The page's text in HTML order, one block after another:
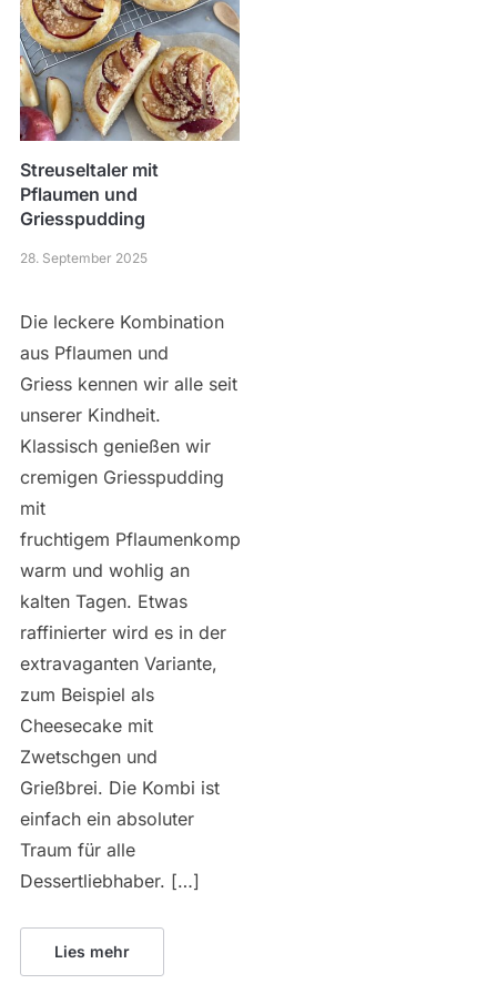
Streuseltaler mit
Pflaumen und
Griesspudding
28. September 2025
Die leckere Kombination
aus Pflaumen und
Griess kennen wir alle seit
unserer Kindheit.
Klassisch genießen wir
cremigen Griesspudding
mit
fruchtigem Pflaumenkompott,
warm und wohlig an
kalten Tagen. Etwas
raffinierter wird es in der
extravaganten Variante,
zum Beispiel als
Cheesecake mit
Zwetschgen und
Grießbrei. Die Kombi ist
einfach ein absoluter
Traum für alle
Dessertliebhaber. […]
Lies mehr